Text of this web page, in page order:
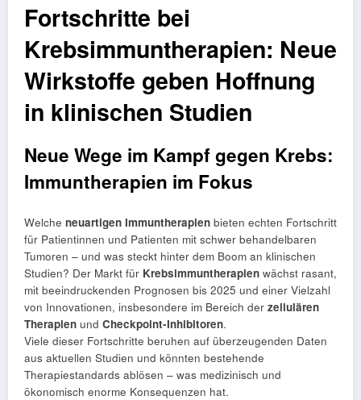
Fortschritte bei
Krebsimmuntherapien: Neue
Wirkstoffe geben Hoffnung
in klinischen Studien
Neue Wege im Kampf gegen Krebs:
Immuntherapien im Fokus
Welche neuartigen Immuntherapien bieten echten Fortschritt
für Patientinnen und Patienten mit schwer behandelbaren
Tumoren – und was steckt hinter dem Boom an klinischen
Studien? Der Markt für Krebsimmuntherapien wächst rasant,
mit beeindruckenden Prognosen bis 2025 und einer Vielzahl
von Innovationen, insbesondere im Bereich der zellulären
Therapien und Checkpoint-Inhibitoren.
Viele dieser Fortschritte beruhen auf überzeugenden Daten
aus aktuellen Studien und könnten bestehende
Therapiestandards ablösen – was medizinisch und
ökonomisch enorme Konsequenzen hat.